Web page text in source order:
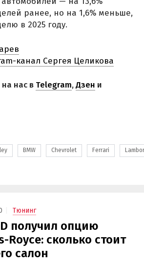
ранее, но на 1,6% меньше,
в 2025 году.
канал Сергея Целикова
нас в Telegram,Дзен и
BMW Chevrolet Ferrari
Тюнинг
получил опцию
Royce: сколько стоит
салон